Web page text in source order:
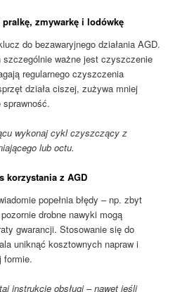
zmywarkę i lodówkę
do bezawaryjnego działania AGD.
ważne jest czyszczenie
regularnego czyszczenia
działa ciszej, zużywa mniej
sprawność.
wykonaj cykl czyszczący z
lub octu.
korzystania z AGD
popełnia błędy – np. zbyt
drobne nawyki mogą
gwarancji. Stosowanie się do
uniknąć kosztownych napraw i
formie.
instrukcję obsługi – nawet jeśli